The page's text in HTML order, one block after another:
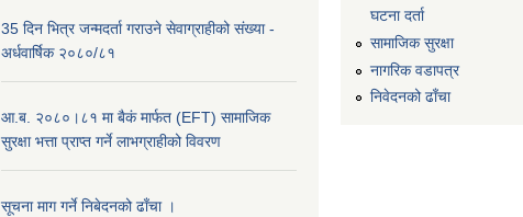
35 दिन भित्र जन्मदर्ता गराउने सेवाग्राहीको संख्या -
अर्धवार्षिक २०८०/८१
आ.ब. २०८०।८१ मा बैकं मार्फत (EFT) सामाजिक
सुरक्षा भत्ता प्राप्त गर्ने लाभग्राहीको विवरण
सूचना माग गर्ने निबेदनको ढाँचा ।
घटना दर्ता
सामाजिक सुरक्षा
नागरिक वडापत्र
निवेदनको ढाँचा